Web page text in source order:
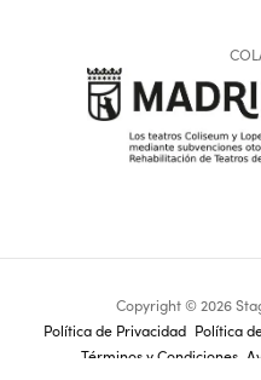
Copyright © 2026
Footer
navigation
Política de Privacidad Política
Términos y Condiciones